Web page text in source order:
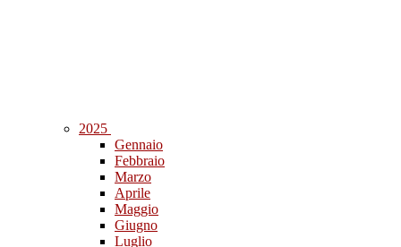
2025
Gennaio
Febbraio
Marzo
Aprile
Maggio
Giugno
Luglio